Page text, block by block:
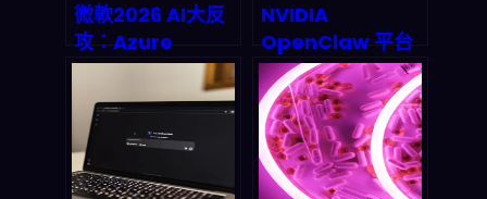
微軟2026 AI大反
攻：Azure
OpenAI擴張、自
研模型MAI與代理
式工作流如何重塑
兆級市場版圖
NVIDIA
OpenClaw 平台
深度解析：
Agentic AI 如何
讓你的自動化機器
人 24/7 為你賺取
被動收入？